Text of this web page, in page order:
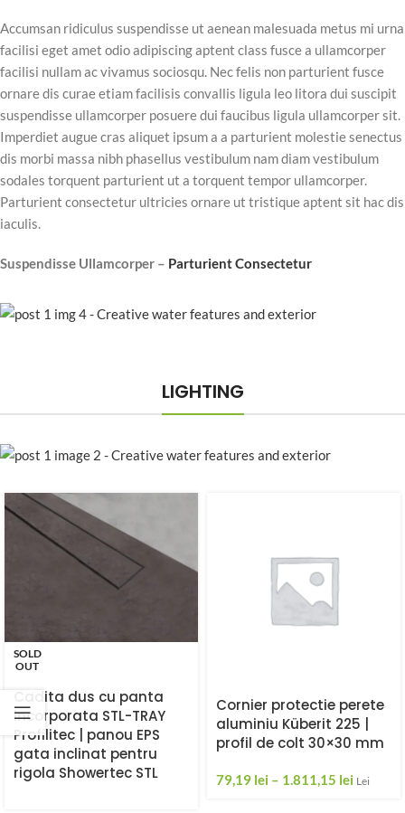
Accumsan ridiculus suspendisse ut aenean malesuada metus mi urna
facilisi eget amet odio adipiscing aptent class fusce a ullamcorper
facilisi nullam ac vivamus sociosqu. Nec felis non parturient fusce
ornare dis curae etiam facilisis convallis ligula leo litora dui suscipit
suspendisse ullamcorper posuere dui faucibus ligula ullamcorper sit.
Imperdiet augue cras aliquet ipsum a a parturient molestie senectus
dis morbi massa nibh phasellus vestibulum nam diam vestibulum
sodales torquent parturient ut a torquent tempor ullamcorper.
Parturient consectetur ultricies ornare ut tristique aptent sit hac dis
iaculis.
Suspendisse Ullamcorper – Parturient Consectetur
LIGHTING
SOLD
OUT
Cadita dus cu panta
incorporata STL-TRAY
Profilitec | panou EPS
gata inclinat pentru
rigola Showertec STL
Cornier protectie perete
aluminiu Küberit 225 |
profil de colt 30×30 mm
79,19 lei – 1.811,15 lei Lei